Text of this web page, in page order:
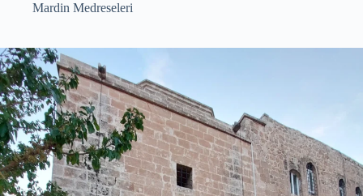
Mardin Medreseleri